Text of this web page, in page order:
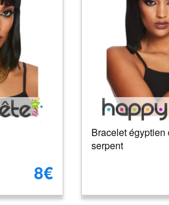
8€
Bracelet égyptien
serpent